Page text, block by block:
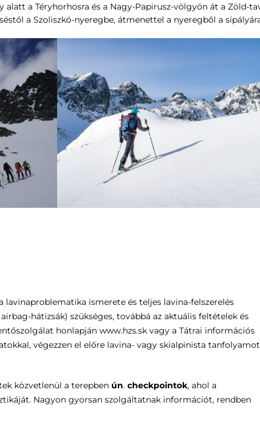
alatt a Téryhorhosra és a Nagy-Papirusz-völgyön át a Zöld-
a Szoliszkó-nyeregbe, átmenettel a nyeregből a
lavinaproblematika ismerete és teljes lavina-felszerelés
hátizsák) szükséges, továbbá az aktuális feltételek és
honlapján www.hzs.sk vagy a Tátrai információs
végezzen el előre lavina- vagy skialpinista tanfolyamot
közvetlenül a terepben ún. checkpointok, ahol a
Nagyon gyorsan szolgáltatnak információt, rendben